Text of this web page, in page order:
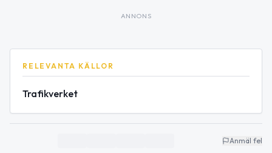
ANNONS
RELEVANTA KÄLLOR
Trafikverket
Anmäl fel